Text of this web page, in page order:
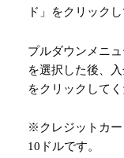
ド」をクリックし
プルダウンメニ
を選択した後、
をクリックしてく
※クレジットカー
10ドルです。